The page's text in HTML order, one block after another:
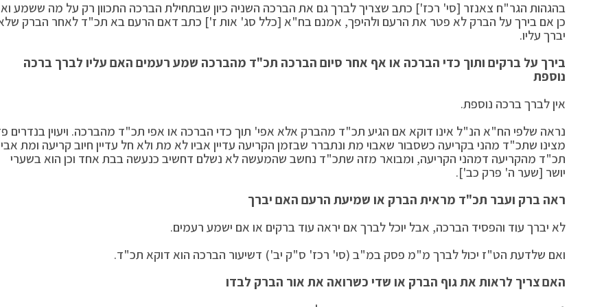
בהגהות הגר"ח צאנזר [סי' רכז'] כתב שצריך לברך גם את הברכה השניה כיון שבתחילת הברכה התכוון רק על מה ששמע
כן אם בירך על הברק לא פטר את הרעם ולהיפך, אמנם בח"א [כלל סג' אות ז'] כתב דאם הרעם בא תכ"ד לאחר הברק
יברך עליו.
בירך על ברקים ותוך כדי הברכה או אף אחר סיום הברכה תכ"ד מהברכה שמע רעמים האם עליו לברך ברכה
נוספת
אין לברך ברכה נוספת.
נראה שלפי הח"א הנ"ל אינו דוקא אם הגיע תכ"ד מהברק אלא אפי' תוך כדי הברכה או אפי תכ"ד מהברכה. ויעוין בנדרים
מצינו שתכ"ד מהני בקריעה כשסבור שאבוי מת ונתברר שבזמן הקריעה עדיין אביו לא מת ולא חל עדיין חיוב קריעה ומת
תכ"ד מהקריעה דמהני הקריעה, ומבואר מזה שתכ"ד נחשב שהמעשה לא נשלם דחשיב כנעשה בבת אחד וכן הוא בשערי
יושר [שער ה' פרק כב'].
ראה ברק ועבר תכ"ד מראית הברק או שמיעת הרעם האם יברך
לא יברך עוד והפסיד הברכה, אבל יוכל לברך אם יראה עוד ברקים או אם ישמע רעמים.
ואם שלדעת הט"ז יכול לברך מ"מ פסק במ"ב (סי' רכז' ס"ק יב') דשיעור הברכה הוא דוקא תכ"ד.
האם צריך לראות את גוף הברק או שדי כשרואה את אור הברק לבדו